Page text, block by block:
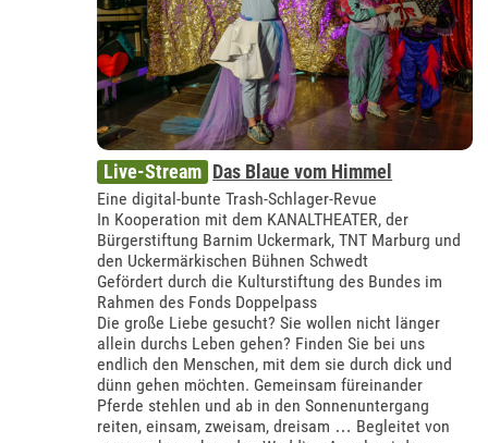
Live-Stream Das Blaue vom Himmel
Eine digital-bunte Trash-Schlager-Revue
In Kooperation mit dem KANALTHEATER, der
Bürgerstiftung Barnim Uckermark, TNT Marburg und
den Uckermärkischen Bühnen Schwedt
Gefördert durch die Kulturstiftung des Bundes im
Rahmen des Fonds Doppelpass
Die große Liebe gesucht? Sie wollen nicht länger
allein durchs Leben gehen? Finden Sie bei uns
endlich den Menschen, mit dem sie durch dick und
dünn gehen möchten. Gemeinsam füreinander
Pferde stehlen und ab in den Sonnenuntergang
reiten, einsam, zweisam, dreisam … Begleitet von